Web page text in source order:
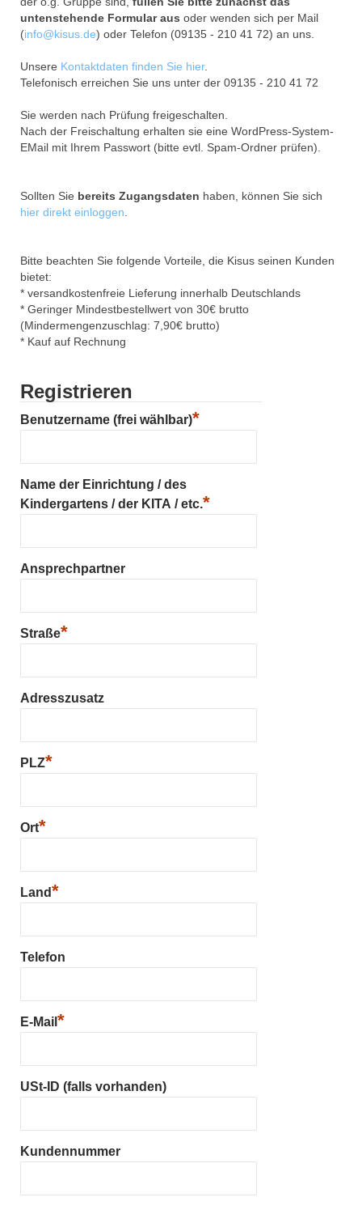
untenstehende Formular aus oder wenden sich per Mail
(info@kisus.de) oder Telefon (09135 - 210 41 72) an uns.
Unsere Kontaktdaten finden Sie hier.
Telefonisch erreichen Sie uns unter der 09135 - 210 41 72
Sie werden nach Prüfung freigeschalten.
Nach der Freischaltung erhalten sie eine WordPress-System-
EMail mit Ihrem Passwort (bitte evtl. Spam-Ordner prüfen).
Sollten Sie bereits Zugangsdaten haben, können Sie sich
hier direkt einloggen.
Bitte beachten Sie folgende Vorteile, die Kisus seinen Kunden
bietet:
* versandkostenfreie Lieferung innerhalb Deutschlands
* Geringer Mindestbestellwert von 30€ brutto
(Mindermengenzuschlag: 7,90€ brutto)
* Kauf auf Rechnung
Registrieren
Benutzername (frei wählbar)*
Name der Einrichtung / des
Kindergartens / der KITA / etc.*
Ansprechpartner
Straße*
Adresszusatz
PLZ*
Ort*
Land*
Telefon
E-Mail *
USt-ID (falls vorhanden)
Kundennummer